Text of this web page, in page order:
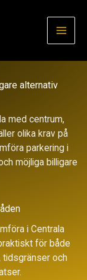
alternativ
med centrum,
olika krav på
parkering i
möjliga billigare
i Centrala
för både
tidsgränser och